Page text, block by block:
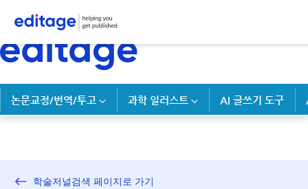
논문교정/번역/투고 과학 일러스트 AI 글쓰기 도구
학술저널검색 페이지로 가기